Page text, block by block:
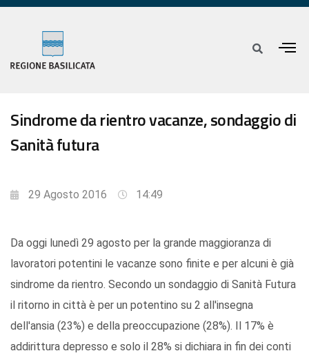
Sindrome da rientro vacanze, sondaggio di
Sanità futura
29 Agosto 2016 14:49
Da oggi lunedì 29 agosto per la grande maggioranza di
lavoratori potentini le vacanze sono finite e per alcuni è già
sindrome da rientro. Secondo un sondaggio di Sanità Futura
il ritorno in città è per un potentino su 2 all'insegna
dell'ansia (23%) e della preoccupazione (28%). Il 17% è
addirittura depresso e solo il 28% si dichiara in fin dei conti